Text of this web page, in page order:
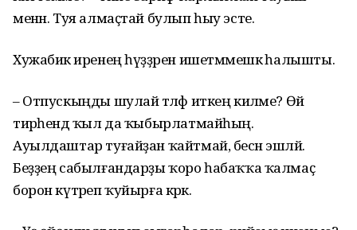
менән. Туя алмаҫтай булып һыу эсте.
Хужабикә иренең һүҙҙәрен ишетмәмешкә һалышты.
– Отпускыңды шулай тәләф иткең киләме? Өй
тирәһендә ҡыл да ҡыбырлатмайһың.
Ауылдаштар туғайҙан ҡайтмай, бесән эшләй.
Беҙҙең сабылғандарҙы ҡоро һабаҡҡа ҡалмаҫ
борон күтәреп ҡуйырға кәрәк.